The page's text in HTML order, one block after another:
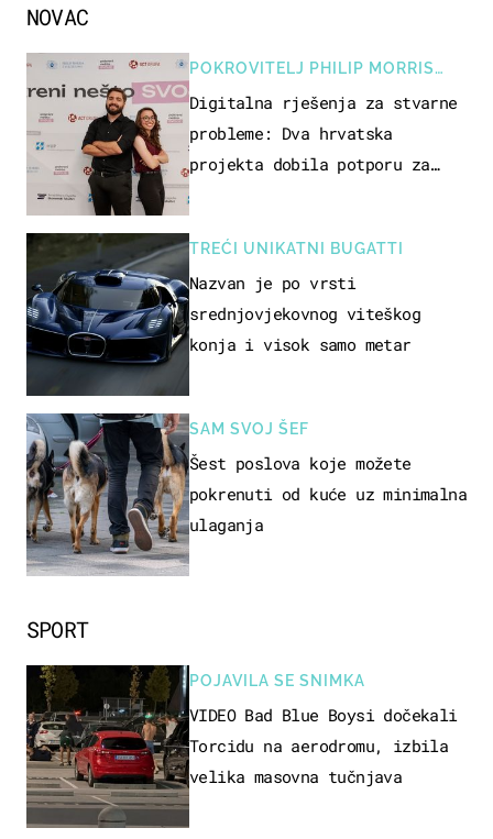
SPORT
POJAVILA SE SNIMKA
VIDEO Bad Blue Boysi dočekali
Torcidu na aerodromu, izbila
velika masovna tučnjava
NOVAC
POKROVITELJ PHILIP MORRIS
ZAGREB
Digitalna rješenja za stvarne
probleme: Dva hrvatska
projekta dobila potporu za
TREĆI UNIKATNI BUGATTI
Nazvan je po vrsti
srednjovjekovnog viteškog
konja i visok samo metar
SAM SVOJ ŠEF
Šest poslova koje možete
pokrenuti od kuće uz minimalna
ulaganja